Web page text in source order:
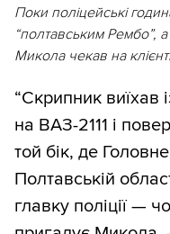
Поки поліцейські
“полтавським Рембо”, а
Микола чекав на
“Скрипник виїхав
на ВАЗ-2111 і
той бік, де
Полтавській
главку поліції —